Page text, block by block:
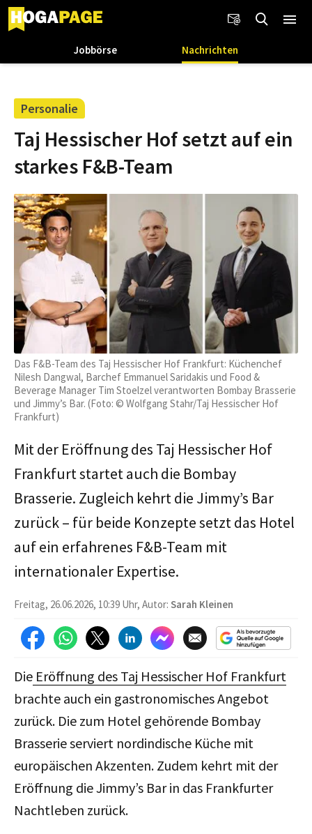
Jobbörse Nachrichten
Personalie
Taj Hessischer Hof setzt auf ein
starkes F&B-Team
Das F&B-Team des Taj Hessischer Hof Frankfurt: Küchenchef
Nilesh Dangwal, Barchef Emmanuel Saridakis und Food &
Beverage Manager Tim Stoelzel verantworten Bombay Brasserie
und Jimmy’s Bar. (Foto: © Wolfgang Stahr/Taj Hessischer Hof
Frankfurt)
Mit der Eröffnung des Taj Hessischer Hof
Frankfurt startet auch die Bombay
Brasserie. Zugleich kehrt die Jimmy’s Bar
zurück – für beide Konzepte setzt das Hotel
auf ein erfahrenes F&B-Team mit
internationaler Expertise.
Freitag, 26.06.2026, 10:39 Uhr, Autor: Sarah Kleinen
Die Eröffnung des Taj Hessischer Hof Frankfurt
brachte auch ein gastronomisches Angebot
zurück. Die zum Hotel gehörende Bombay
Brasserie serviert nordindische Küche mit
europäischen Akzenten. Zudem kehrt mit der
Eröffnung die Jimmy’s Bar in das Frankfurter
Nachtleben zurück.